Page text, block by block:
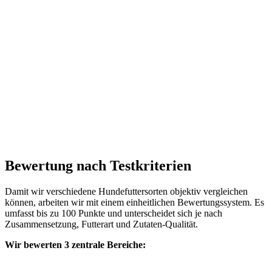
Bewertung nach Testkriterien
Damit wir verschiedene Hundefuttersorten objektiv vergleichen
können, arbeiten wir mit einem einheitlichen Bewertungssystem. Es
umfasst bis zu 100 Punkte und unterscheidet sich je nach
Zusammensetzung, Futterart und Zutaten-Qualität.
Wir bewerten 3 zentrale Bereiche: